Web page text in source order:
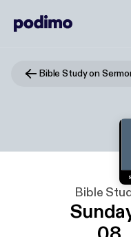
Bible Study on
Bible